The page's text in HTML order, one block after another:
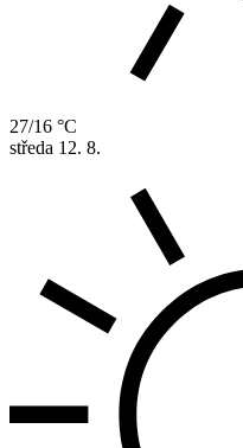
27/16 °C
středa 12. 8.